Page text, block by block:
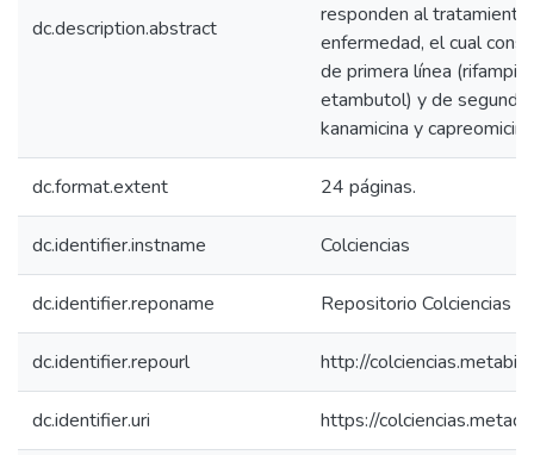
dc.description.abstract
responden al
enfermedad, el cual
de primera línea
etambutol) y de segunda
kanamicina y
dc.format.extent 24 páginas.
dc.identifier.instname Colciencias
dc.identifier.reponame Repositorio Colciencias
dc.identifier.repourl http://
dc.identifier.uri https://